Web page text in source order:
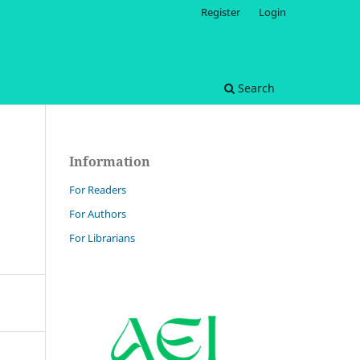
Search
Register Login
Information
For Readers
For Authors
For Librarians